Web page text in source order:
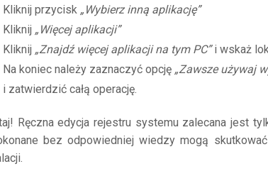
Kliknij przycisk „Wybierz inną aplikację”
Kliknij „Więcej aplikacji”
Kliknij „Znajdź więcej aplikacji na tym PC”i wskaż
Na koniec należy zaznaczyć opcję „Zawsze używaj
i zatwierdzić całą operację.
Ręczna edycja rejestru systemu zalecana jest
bez odpowiedniej wiedzy mogą